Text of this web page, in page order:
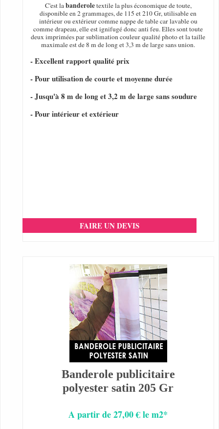
C'est labanderoletextile la plus économique de toute,
disponible en 2 grammages, de 115 et 210 Gr, utilisable en
intérieur ou extérieur comme nappe de table car lavable ou
comme drapeau, elle est ignifugé donc anti feu. Elles sont toute
deux imprimées par sublimation couleur qualité photo et la taille
maximale est de 8 m de long et 3,3 m de large sans union.
- Excellent rapport qualité prix
- Pour utilisation de courte et moyenne durée
- Jusqu'à 8 m de long et 3,2 m de large sans soudure
- Pour intérieur et extérieur
FAIRE UN DEVIS
Banderole publicitaire
polyester satin 205 Gr
A partir de 27,00 € le m2*